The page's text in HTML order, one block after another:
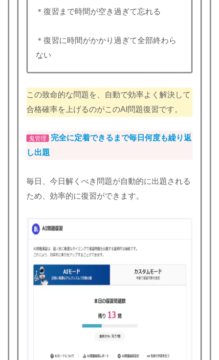
＊復習まで時間が空き過ぎて忘れる
＊復習に時間がかかり過ぎて全部終わら
ない
この致命的な問題を、自動で効率よく解決して
合格確率を上げるのがこのAI問題復習です。
鬼管理
完全に定着できるまで毎日何度も繰り返
し出題
毎日、今日解くべき問題が自動的に出題される
ため、効率的に復習ができます。